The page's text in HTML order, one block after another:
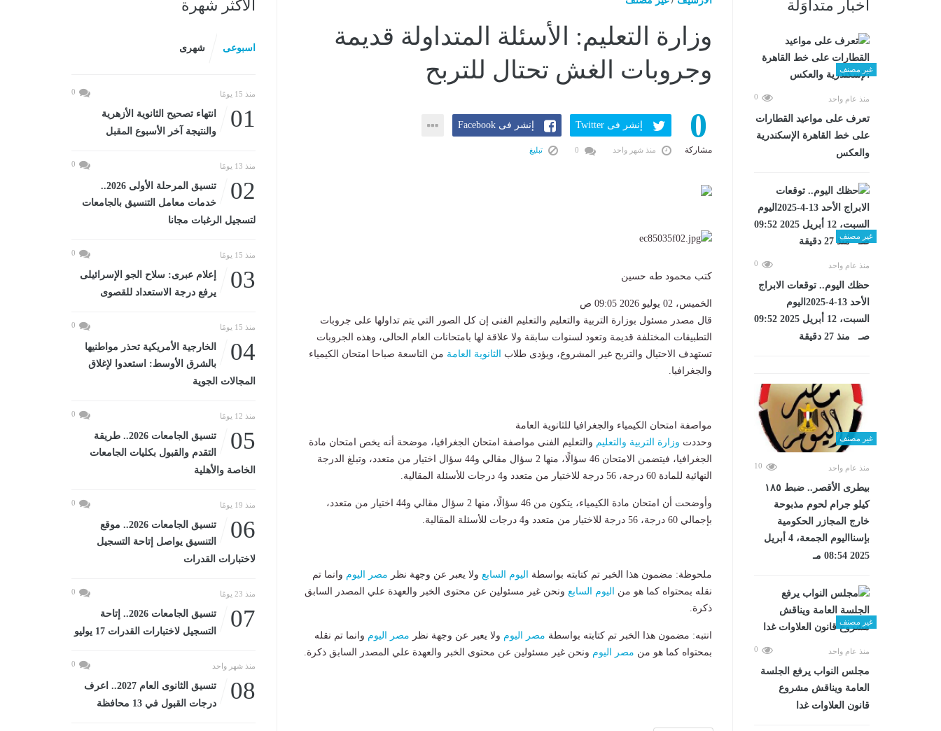
أخبار متداوَلة
غير مصنف
منذ عام واحد 0
تعرف على مواعيد القطارات
على خط القاهرة الإسكندرية
والعكس
غير مصنف
منذ عام واحد 0
حظك اليوم.. توقعات الابراج
الأحد 13-4-2025اليوم
السبت، 12 أبريل 2025 09:52
صـ منذ 27 دقيقة
غير مصنف
منذ عام واحد 10
بيطرى الأقصر.. ضبط ١٨٥
كيلو جرام لحوم مذبوحة
خارج المجازر الحكومية
بإسنااليوم الجمعة، 4 أبريل
2025 08:54 مـ
غير مصنف
منذ عام واحد 0
مجلس النواب يرفع الجلسة
العامة ويناقش مشروع
قانون العلاوات غدا
وزارة التعليم: الأسئلة المتداولة قديمة
وجروبات الغش تحتال للتربح
0
مشاركة
إنشر فى Twitter إنشر فى Facebook
منذ شهر واحد تبليغ
كتب محمود طه حسين
الخميس، 02 يوليو 2026 09:05 ص
قال مصدر مسئول بوزارة التربية والتعليم والتعليم الفنى إن كل الصور التي يتم تداولها على جروبات
التطبيقات المختلفة قديمة وتعود لسنوات سابقة ولا علاقة لها بامتحانات العام الحالى، وهذه الجروبات
تستهدف الاحتيال والتربح غير المشروع، ويؤدى طلاب
الثانوية العامة من التاسعة صباحا امتحان الكيمياء
والجغرافيا.
مواصفة امتحان الكيمياء والجغرافيا للثانوية العامة
وحددت وزارة التربية والتعليم والتعليم الفنى مواصفة امتحان الجغرافيا، موضحة أنه يخص امتحان مادة
الجغرافيا، فيتضمن الامتحان 46 سؤالًا، منها 2 سؤال مقالي و44 سؤال اختيار من متعدد، وتبلغ الدرجة
النهائية للمادة 60 درجة، 56 درجة للاختيار من متعدد و4 درجات للأسئلة المقالية.
وأوضحت أن امتحان مادة الكيمياء، يتكون من 46 سؤالًا، منها 2 سؤال مقالي و44 اختيار من متعدد،
بإجمالي 60 درجة، 56 درجة للاختيار من متعدد و4 درجات للأسئلة المقالية.
ملحوظة: مضمون هذا الخبر تم كتابته بواسطة اليوم السابع ولا يعبر عن وجهة نظر مصر اليوم وانما تم
نقله بمحتواه كما هو من
اليوم السابع ونحن غير مسئولين عن محتوى الخبر والعهدة علي المصدر السابق
ذكرة.
انتبه: مضمون هذا الخبر تم كتابته بواسطة مصر اليوم ولا يعبر عن وجهة نظر مصر اليوم وانما تم نقله
بمحتواه كما هو من مصر اليوم ونحن غير مسئولين عن محتوى الخبر والعهدة علي المصدر السابق ذكرة.
الأكثر شهرة
اسبوعى شهرى
منذ 15 يومًا 0
01
انتهاء تصحيح الثانوية الأزهرية
والنتيجة آخر الأسبوع المقبل
منذ 13 يومًا 0
02
تنسيق المرحلة الأولى 2026..
خدمات معامل التنسيق بالجامعات
لتسجيل الرغبات مجانا
منذ 15 يومًا 0
03
إعلام عبرى: سلاح الجو الإسرائيلى
يرفع درجة الاستعداد للقصوى
منذ 15 يومًا 0
04
الخارجية الأمريكية تحذر مواطنيها
بالشرق الأوسط: استعدوا لإغلاق
المجالات الجوية
منذ 12 يومًا 0
05
تنسيق الجامعات 2026.. طريقة
التقدم والقبول بكليات الجامعات
الخاصة والأهلية
منذ 19 يومًا 0
06
تنسيق الجامعات 2026.. موقع
التنسيق يواصل إتاحة التسجيل
لاختبارات القدرات
منذ 23 يومًا 0
07
تنسيق الجامعات 2026.. إتاحة
التسجيل لاختبارات القدرات 17 يوليو
منذ شهر واحد 0
08
تنسيق الثانوى العام 2027.. اعرف
درجات القبول في 13 محافظة